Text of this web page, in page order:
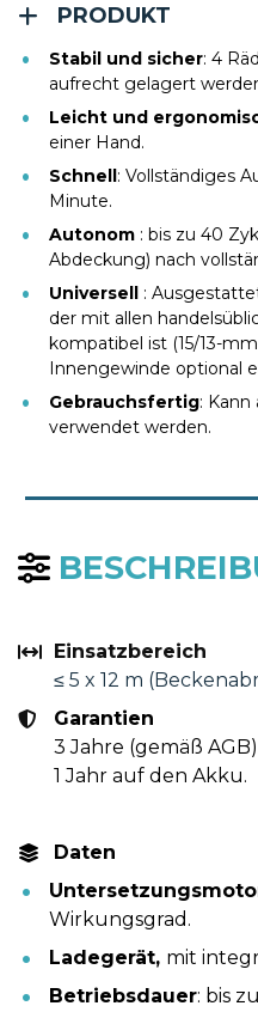
PRODUKT
Stabil und sicher: 4
aufrecht gelagert
Leicht und
einer Hand.
Schnell : Vollständiges
Minute.
Autonom : bis zu 40
Abdeckung) nach
Universell :
der mit allen
kompatibel ist (15/13-
Innengewinde optional
Gebrauchsfertig:
verwendet werden.
Einsatzbereich
≤ 5 x 12 m
Garantien
3 Jahre (gemäß
1 Jahr auf den Akku.
Daten
Wirkungsgrad.
Ladegerät, mit
Betriebsdauer: bis